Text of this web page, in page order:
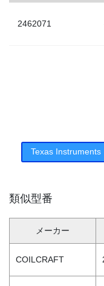
2462071
Texas Instruments
類似型番
メーカー
COILCRAFT